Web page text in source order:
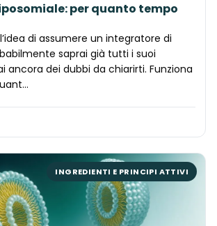
per quanto tempo
di assumere un integratore di
saprai già tutti i suoi
ancora dei dubbi da chiarirti. Funziona
INGREDIENTI E PRINCIPI ATTIVI